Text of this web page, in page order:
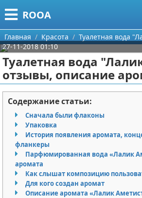
ROOA
Меню
Главная
Категории
Рукоделие
Программирование
Бизнес
Красота
Мода
Отношения
Поиск
О проекте
Контакты
Сотрудничество
Размещение рекламы
Для правообладателей
Главная Красота
Туалетная вода
27-11-2018 01:10
Туалетная вода
отзывы, описание
Содержание статьи:
Сначала были флаконы
Упаковка
История появления аромата,
фланкеры
Парфюмированная вода «Лалик
аромата
Как слышат композицию
Для кого создан аромат
Описание аромата «Лалик